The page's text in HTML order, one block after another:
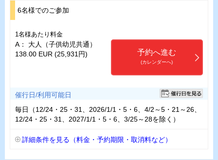
6名様でのご参加
1名様あたり料金
A： 大人（子供幼児共通）
138.00 EUR (25,931円)
予約へ進む
(カレンダーへ)
催行日/利用可能日
毎日（12/24・25・31、2026/1/1・5・6、4/2～5・21～26、
12/24・25・31、2027/1/1・5・6、3/25～28を除く）
詳細条件を見る（料金・予約期限・取消料など）